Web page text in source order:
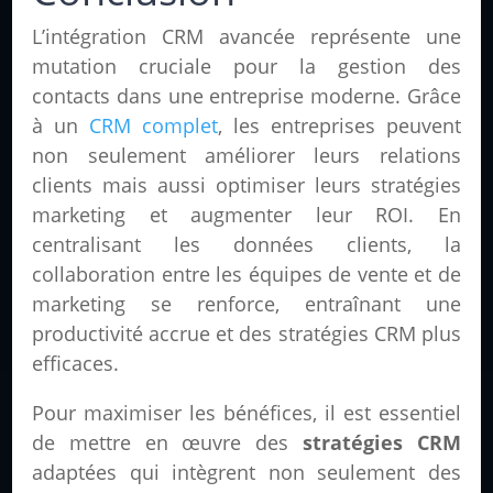
L’intégration CRM avancée représente une
mutation cruciale pour la gestion des
contacts dans une entreprise moderne. Grâce
à un CRM complet, les entreprises peuvent
non seulement améliorer leurs relations
clients mais aussi optimiser leurs stratégies
marketing et augmenter leur ROI. En
centralisant les données clients, la
collaboration entre les équipes de vente et de
marketing se renforce, entraînant une
productivité accrue et des stratégies CRM plus
efficaces.
Pour maximiser les bénéfices, il est essentiel
de mettre en œuvre des stratégies CRM
adaptées qui intègrent non seulement des